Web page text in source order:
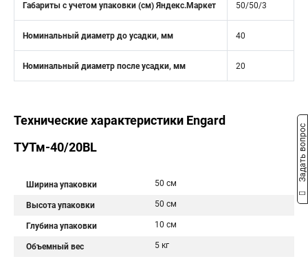
Габариты с учетом упаковки (см) Яндекс.Маркет 50/50/3
Номинальный диаметр до усадки, мм 40
Номинальный диаметр после усадки, мм 20
Технические характеристики Engard
ТУТм-40/20BL
Ширина упаковки 50 см
Высота упаковки 50 см
Глубина упаковки 10 см
Объемный вес 5 кг
Задать вопрос